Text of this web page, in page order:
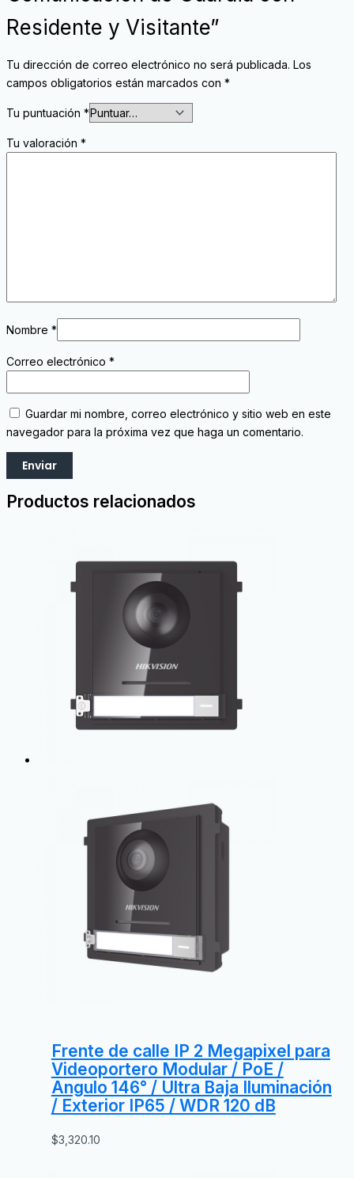
Residente y Visitante”
Tu dirección de correo electrónico no será publicada. Los
campos obligatorios están marcados con *
Tu puntuación *
Tu valoración *
Nombre *
Correo electrónico *
Guardar mi nombre, correo electrónico y sitio web en este
navegador para la próxima vez que haga un comentario.
Productos relacionados
Frente de calle IP 2 Megapixel para
Videoportero Modular / PoE /
Angulo 146° / Ultra Baja Iluminación
/ Exterior IP65 / WDR 120 dB
$3,320.10